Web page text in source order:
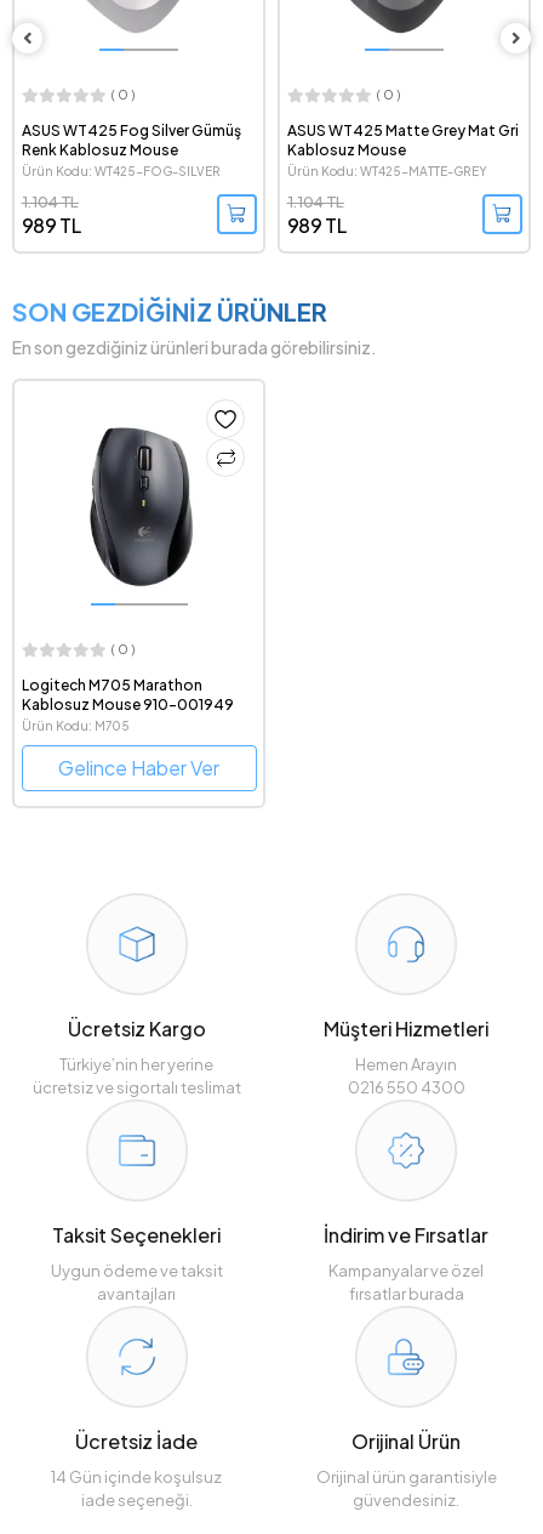
( 0 )
ASUS WT425 Fog Silver Gümüş
Renk Kablosuz Mouse
Ürün Kodu: WT425-FOG-SILVER
989 TL
1.104 TL
( 0 )
ASUS WT425 Matte Grey Mat Gri
Kablosuz Mouse
Ürün Kodu: WT425-MATTE-GREY
989 TL
1.104 TL
SON GEZDİĞİNİZ ÜRÜNLER
En son gezdiğiniz ürünleri burada görebilirsiniz.
( 0 )
Logitech M705 Marathon
Kablosuz Mouse 910-001949
Ürün Kodu: M705
Gelince Haber Ver
Ücretsiz Kargo
Türkiye’nin her yerine
ücretsiz ve sigortalı teslimat
Müşteri Hizmetleri
Hemen Arayın
0216 550 4300
Taksit Seçenekleri
Uygun ödeme ve taksit
avantajları
İndirim ve Fırsatlar
Kampanyalar ve özel
fırsatlar burada
Ücretsiz İade
14 Gün içinde koşulsuz
iade seçeneği.
Orijinal Ürün
Orijinal ürün garantisiyle
güvendesiniz.